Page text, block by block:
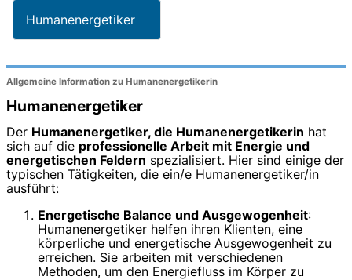
Humanenergetiker
Allgemeine Information zu Humanenergetikerin
Humanenergetiker
Der Humanenergetiker, die Humanenergetikerin hat
sich auf die professionelle Arbeit mit Energie und
energetischen Feldern spezialisiert. Hier sind einige der
typischen Tätigkeiten, die ein/e Humanenergetiker/in
ausführt:
Energetische Balance und Ausgewogenheit:
Humanenergetiker helfen ihren Klienten, eine
körperliche und energetische Ausgewogenheit zu
erreichen. Sie arbeiten mit verschiedenen
Methoden, um den Energiefluss im Körper zu